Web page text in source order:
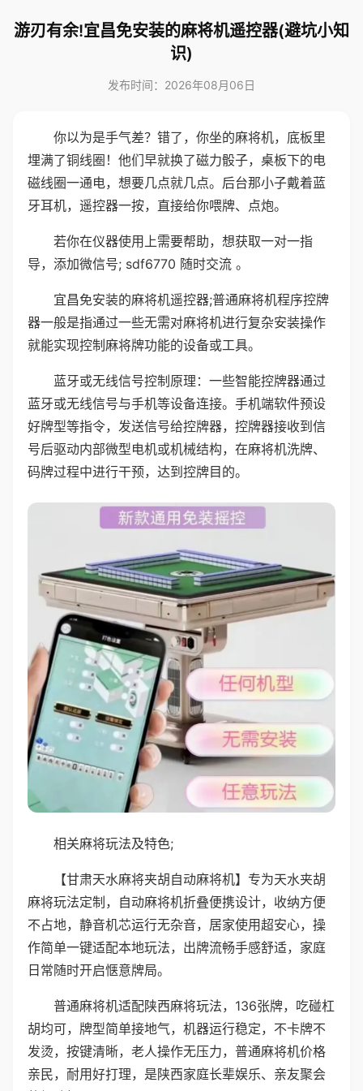
游刃有余!宜昌免安装的麻将机遥控器(避坑小知
识)
发布时间：2026年08月06日
你以为是手气差？错了，你坐的麻将机，底板里
埋满了铜线圈！他们早就换了磁力骰子，桌板下的电
磁线圈一通电，想要几点就几点。后台那小子戴着蓝
牙耳机，遥控器一按，直接给你喂牌、点炮。
若你在仪器使用上需要帮助，想获取一对一指
导，添加微信号; sdf6770 随时交流 。
宜昌免安装的麻将机遥控器;普通麻将机程序控牌
器一般是指通过一些无需对麻将机进行复杂安装操作
就能实现控制麻将牌功能的设备或工具。
蓝牙或无线信号控制原理：一些智能控牌器通过
蓝牙或无线信号与手机等设备连接。手机端软件预设
好牌型等指令，发送信号给控牌器，控牌器接收到信
号后驱动内部微型电机或机械结构，在麻将机洗牌、
码牌过程中进行干预，达到控牌目的。
相关麻将玩法及特色;
【甘肃天水麻将夹胡自动麻将机】专为天水夹胡
麻将玩法定制，自动麻将机折叠便携设计，收纳方便
不占地，静音机芯运行无杂音，居家使用超安心，操
作简单一键适配本地玩法，出牌流畅手感舒适，家庭
日常随时开启惬意牌局。
普通麻将机适配陕西麻将玩法，136张牌，吃碰杠
胡均可，牌型简单接地气，机器运行稳定，不卡牌不
发烫，按键清晰，老人操作无压力，普通麻将机价格
亲民，耐用好打理，是陕西家庭长辈娱乐、亲友聚会